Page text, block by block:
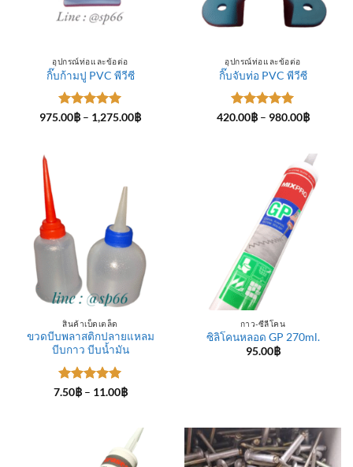
อุปกรณ์ท่อและข้อต่อ
กิ๊บก้ามปู PVC พีวีซี
ให้คะแนน
975.00฿ – 1,275.00฿Price
อุปกรณ์ท่อและข้อต่อ
กิ๊บจับท่อ PVC พีวีซี
ให้คะแนน
420.00฿ – 980.00฿Price
980.00฿
สินค้าเบ็ดเตล็ด
ขวดบีบพลาสติกปลายแหลม
บีบกาว บีบน้ำมัน
ให้คะแนน
7.50฿ – 11.00฿Price
11.00฿
กาว-ซีลีโคน
ซิลิโคนหลอด GP 270ml.
95.00฿